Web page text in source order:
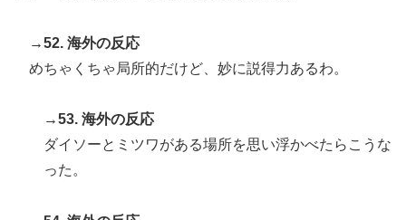
→52. 海外の反応
めちゃくちゃ局所的だけど、妙に説得力あるわ。
→53. 海外の反応
ダイソーとミツワがある場所を思い浮かべたらこうな
った。